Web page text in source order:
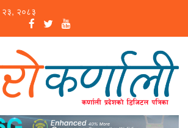
२३, २०८३